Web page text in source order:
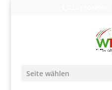
Seite wählen